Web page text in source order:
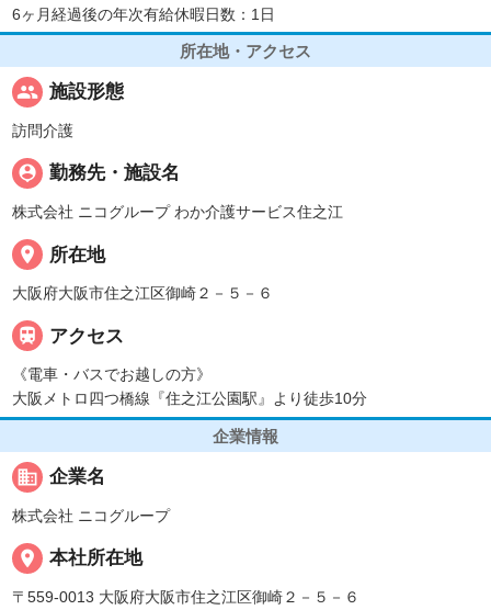
6ヶ月経過後の年次有給休暇日数：1日
所在地・アクセス
people 施設形態
訪問介護
person_pin 勤務先・施設名
株式会社 ニコグループ わか介護サービス住之江
place 所在地
大阪府大阪市住之江区御崎２－５－６
 アクセス
《電車・バスでお越しの方》
大阪メトロ四つ橋線『住之江公園駅』より徒歩10分
企業情報
business 企業名
株式会社 ニコグループ
place 本社所在地
〒559-0013 大阪府大阪市住之江区御崎２－５－６